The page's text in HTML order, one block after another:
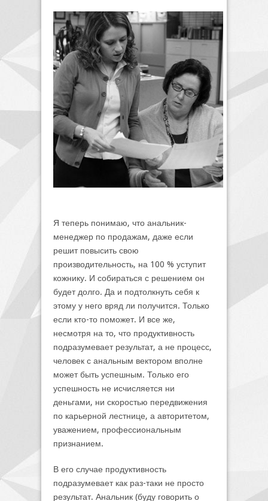
Я теперь понимаю, что анальник-
менеджер по продажам, даже если
решит повысить свою
производительность, на 100 % уступит
кожнику. И собираться с решением он
будет долго. Да и подтолкнуть себя к
этому у него вряд ли получится. Только
если кто-то поможет. И все же,
несмотря на то, что продуктивность
подразумевает результат, а не процесс,
человек с анальным вектором вполне
может быть успешным. Только его
успешность не исчисляется ни
деньгами, ни скоростью передвижения
по карьерной лестнице, а авторитетом,
уважением, профессиональным
признанием.
В его случае продуктивность
подразумевает как раз-таки не просто
результат. Анальник (буду говорить о